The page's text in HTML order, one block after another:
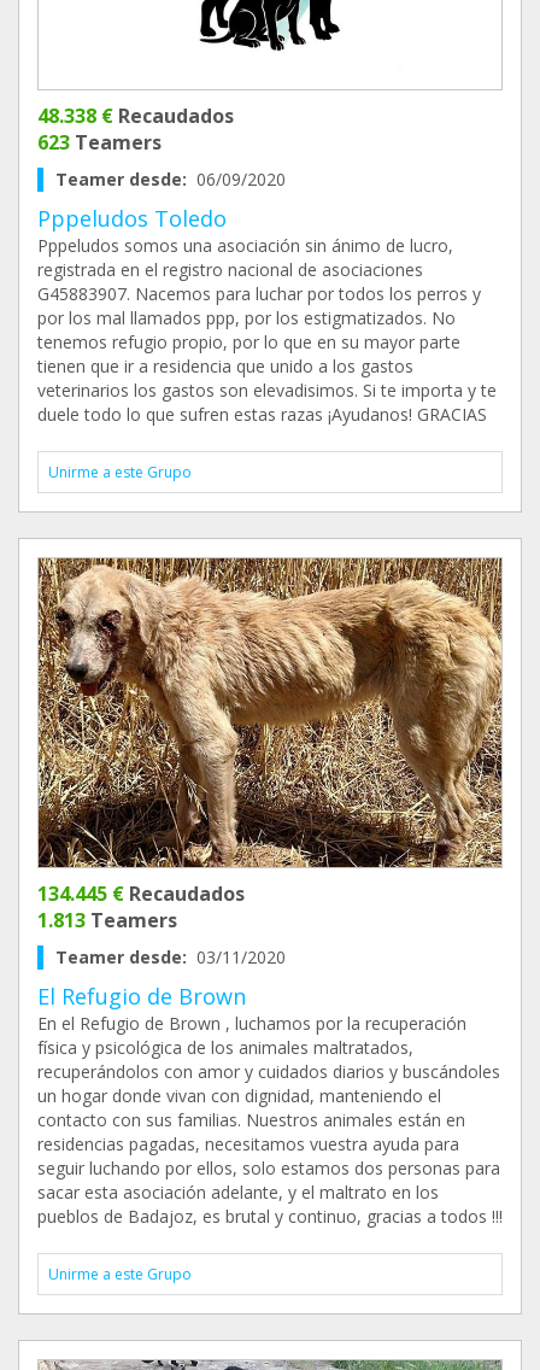
48.338 € Recaudados
623 Teamers
Teamer desde: 06/09/2020
Pppeludos Toledo
Pppeludos somos una asociación sin ánimo de lucro,
registrada en el registro nacional de asociaciones
G45883907. Nacemos para luchar por todos los perros y
por los mal llamados ppp, por los estigmatizados. No
tenemos refugio propio, por lo que en su mayor parte
tienen que ir a residencia que unido a los gastos
veterinarios los gastos son elevadisimos. Si te importa y te
duele todo lo que sufren estas razas ¡Ayudanos! GRACIAS
Unirme a este Grupo
134.445 € Recaudados
1.813 Teamers
Teamer desde: 03/11/2020
El Refugio de Brown
En el Refugio de Brown , luchamos por la recuperación
física y psicológica de los animales maltratados,
recuperándolos con amor y cuidados diarios y buscándoles
un hogar donde vivan con dignidad, manteniendo el
contacto con sus familias. Nuestros animales están en
residencias pagadas, necesitamos vuestra ayuda para
seguir luchando por ellos, solo estamos dos personas para
sacar esta asociación adelante, y el maltrato en los
pueblos de Badajoz, es brutal y continuo, gracias a todos !!!
Unirme a este Grupo